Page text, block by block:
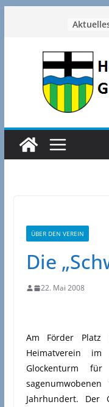
springen
ÜBER DEN VEREIN
Die
22. Mai 2008
Am Förder Platz
Heimatverein
Glockenturm
Jahrhundert. Der